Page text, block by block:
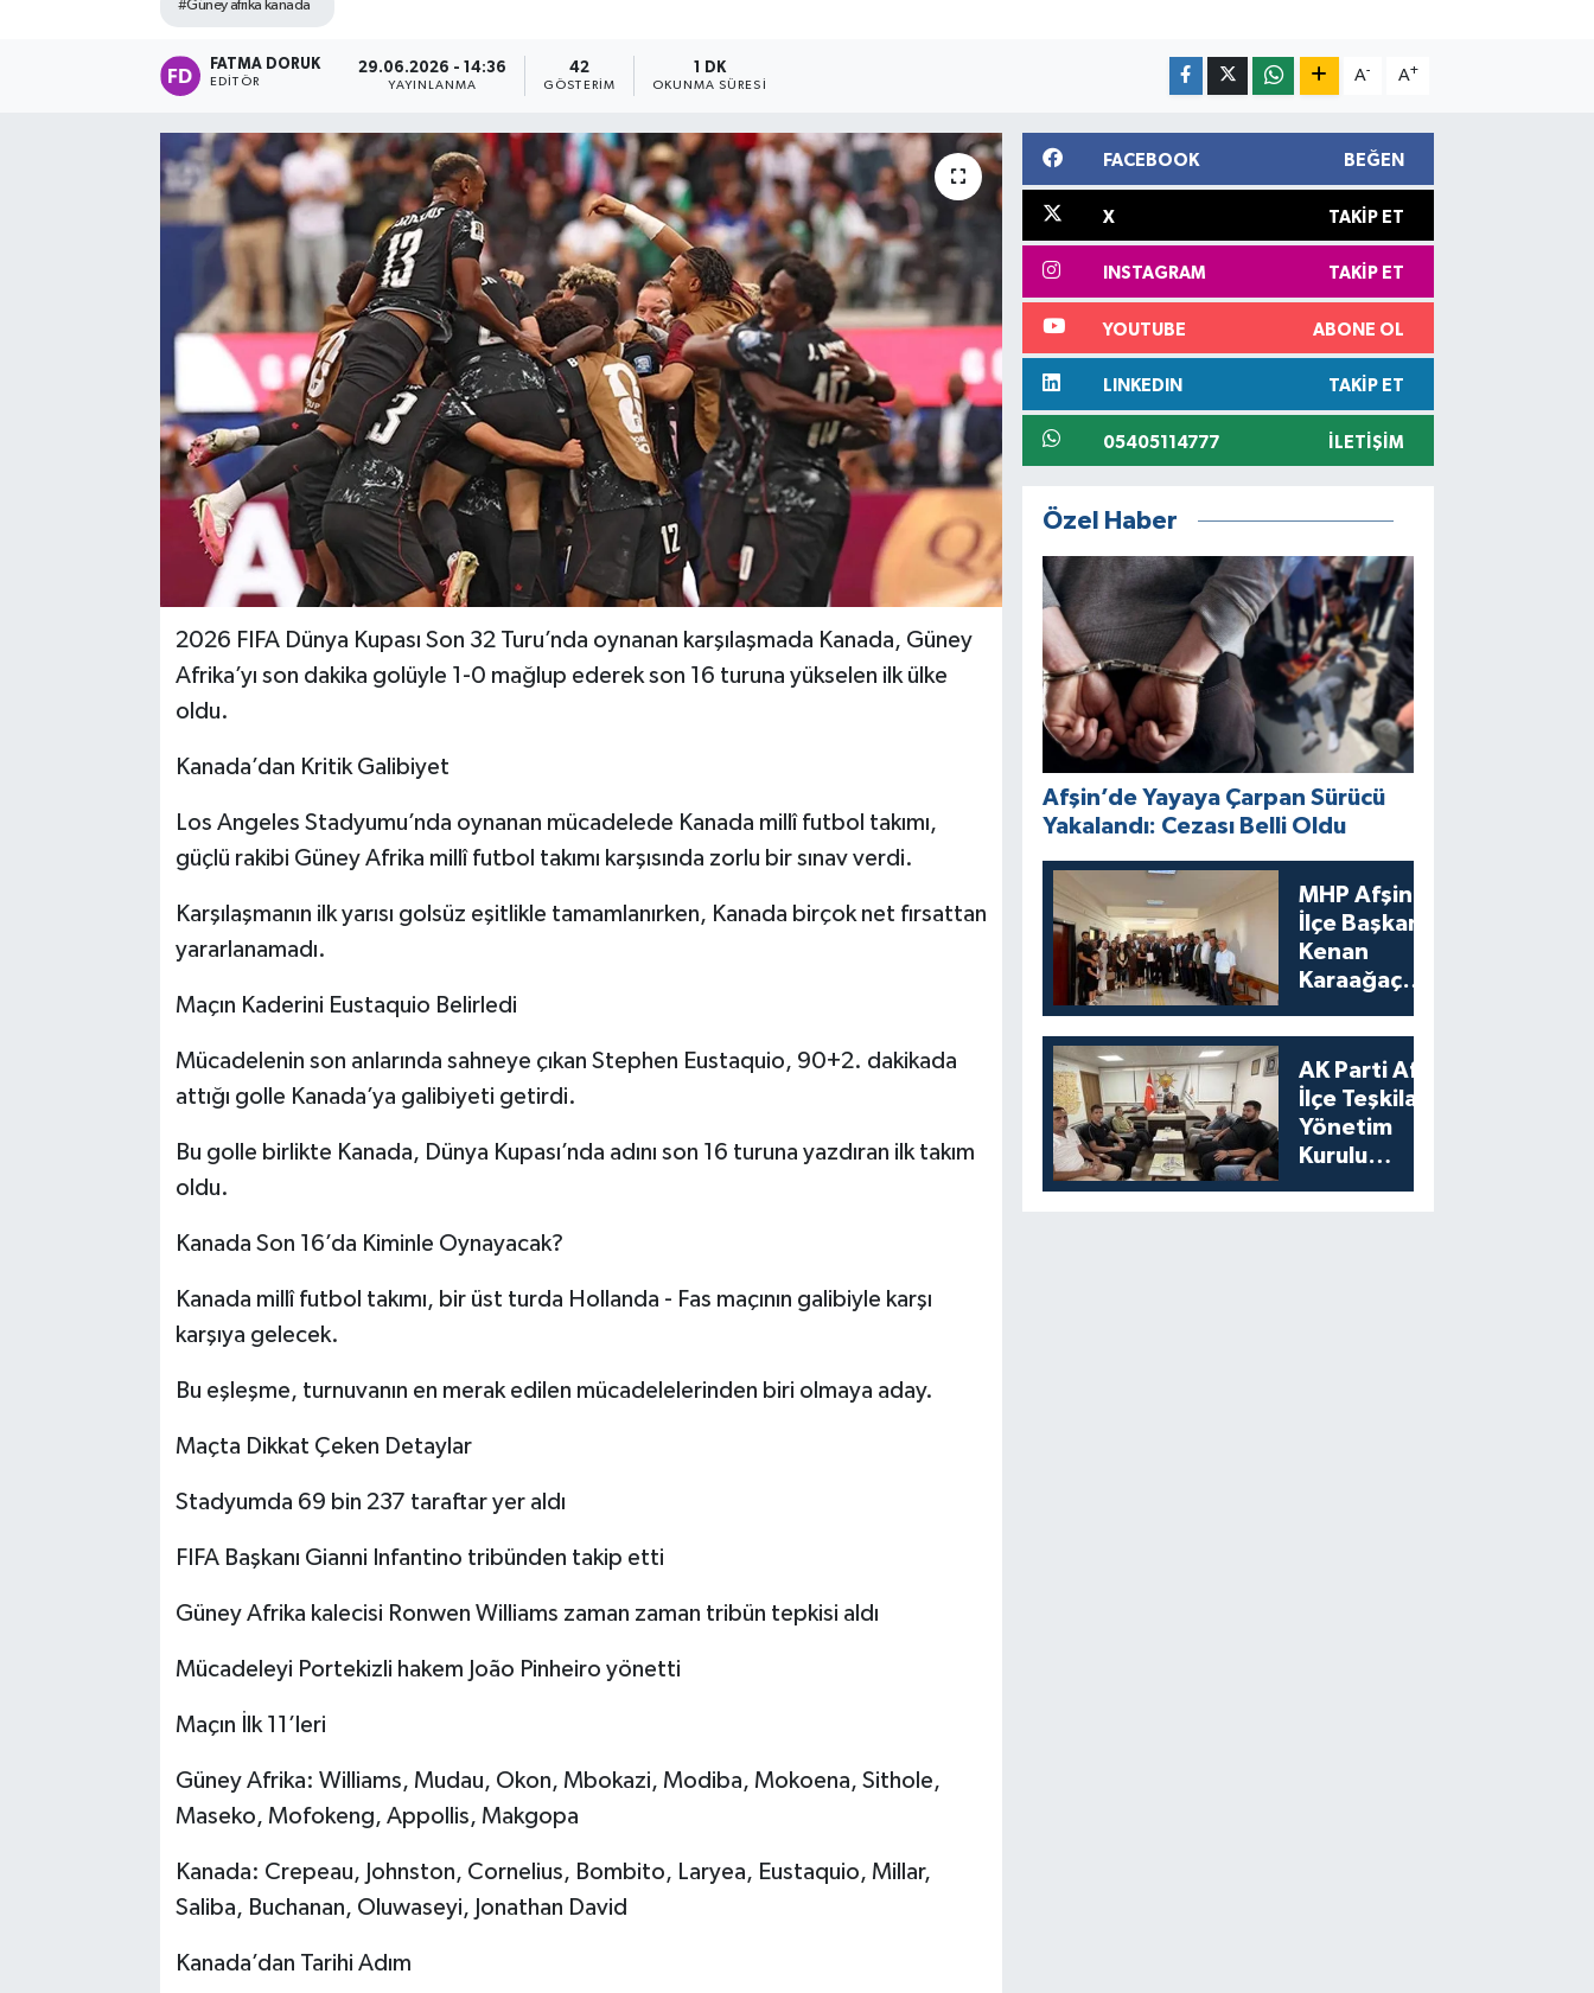
#Güney afrika kanada
FATMA DORUK
EDITÖR
29.06.2026 - 14:36
YAYINLANMA
42
GÖSTERIM
1 DK
OKUNMA SÜRESI
A- A+
2026 FIFA Dünya Kupası Son 32 Turu’nda oynanan karşılaşmada Kanada, Güney
Afrika’yı son dakika golüyle 1-0 mağlup ederek son 16 turuna yükselen ilk ülke
oldu.
Kanada’dan Kritik Galibiyet
Los Angeles Stadyumu’nda oynanan mücadelede Kanada millî futbol takımı,
güçlü rakibi Güney Afrika millî futbol takımı karşısında zorlu bir sınav verdi.
Karşılaşmanın ilk yarısı golsüz eşitlikle tamamlanırken, Kanada birçok net fırsattan
yararlanamadı.
Maçın Kaderini Eustaquio Belirledi
Mücadelenin son anlarında sahneye çıkan Stephen Eustaquio, 90+2. dakikada
attığı golle Kanada’ya galibiyeti getirdi.
Bu golle birlikte Kanada, Dünya Kupası’nda adını son 16 turuna yazdıran ilk takım
oldu.
Kanada Son 16’da Kiminle Oynayacak?
Kanada millî futbol takımı, bir üst turda Hollanda - Fas maçının galibiyle karşı
karşıya gelecek.
Bu eşleşme, turnuvanın en merak edilen mücadelelerinden biri olmaya aday.
Maçta Dikkat Çeken Detaylar
Stadyumda 69 bin 237 taraftar yer aldı
FIFA Başkanı Gianni Infantino tribünden takip etti
Güney Afrika kalecisi Ronwen Williams zaman zaman tribün tepkisi aldı
Mücadeleyi Portekizli hakem João Pinheiro yönetti
Maçın İlk 11’leri
Güney Afrika: Williams, Mudau, Okon, Mbokazi, Modiba, Mokoena, Sithole,
Maseko, Mofokeng, Appollis, Makgopa
Kanada: Crepeau, Johnston, Cornelius, Bombito, Laryea, Eustaquio, Millar,
Saliba, Buchanan, Oluwaseyi, Jonathan David
Kanada’dan Tarihi Adım
FACEBOOK BEĞEN
X TAKIP ET
INSTAGRAM TAKIP ET
YOUTUBE ABONE OL
LINKEDIN TAKIP ET
05405114777 İLETIŞIM
Özel Haber
Afşin’de Yayaya Çarpan Sürücü
Yakalandı: Cezası Belli Oldu
MHP Afşin
İlçe Başkanı
Kenan
Karaağaç
Aldı
AK Parti Afşin
İlçe Teşkilatı
Yönetim
Kurulu